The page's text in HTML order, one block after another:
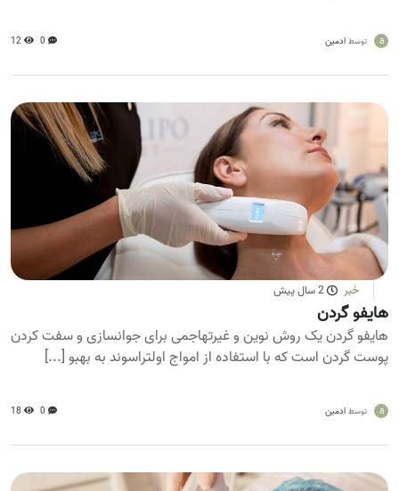
a توسط ادمین 0
12
خبر 2 سال پیش
هایفو گردن
هایفو گردن یک روش نوین و غیرتهاجمی برای جوانسازی و سفت کردن
پوست گردن است که با استفاده از امواج اولتراسوند به بهبو [...]
a توسط ادمین 0
18